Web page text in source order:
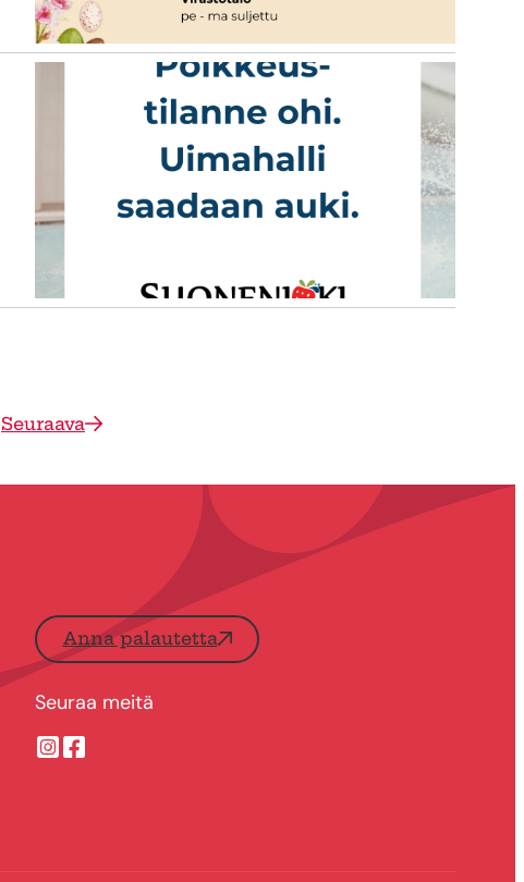
Seuraava
Anna palautetta
Seuraa meitä
Suonenjoen kaupungin Instragram
Suonenjoen kaupungin Facebook